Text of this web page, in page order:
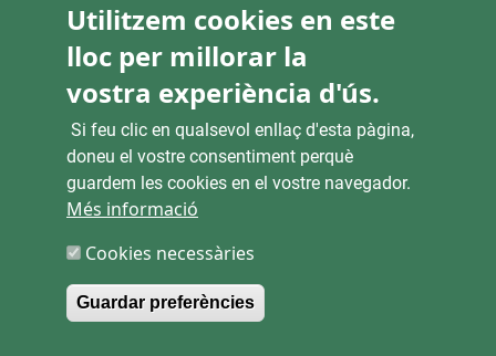
Pl. Ajuntament 9, 2° 46002. València
963 53 37 90
CANALS D'ATENCIÓ CIUTADANA
ENLACES
SEU ELECTRÒNICA
CONTRACTACIÓ
Utilitzem cookies en este
lloc per millorar la
vostra experiència d'ús.
Si feu clic en qualsevol enllaç d'esta pàgina,
doneu el vostre consentiment perquè
guardem les cookies en el vostre navegador.
Més informació
Cookies necessàries
Guardar preferències